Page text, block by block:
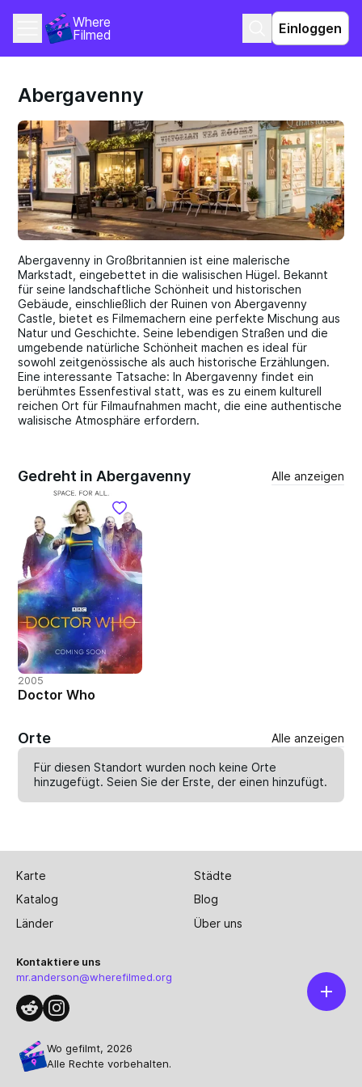
Where
Filmed
Einloggen
Abergavenny
Abergavenny in Großbritannien ist eine malerische
Markstadt, eingebettet in die walisischen Hügel. Bekannt
für seine landschaftliche Schönheit und historischen
Gebäude, einschließlich der Ruinen von Abergavenny
Castle, bietet es Filmemachern eine perfekte Mischung aus
Natur und Geschichte. Seine lebendigen Straßen und die
umgebende natürliche Schönheit machen es ideal für
sowohl zeitgenössische als auch historische Erzählungen.
Eine interessante Tatsache: In Abergavenny findet ein
berühmtes Essenfestival statt, was es zu einem kulturell
reichen Ort für Filmaufnahmen macht, die eine authentische
walisische Atmosphäre erfordern.
Gedreht in Abergavenny Alle anzeigen
2005
Doctor Who
Orte Alle anzeigen
Für diesen Standort wurden noch keine Orte
hinzugefügt. Seien Sie der Erste, der einenhinzufügt.
Karte
Städte
Katalog
Blog
Länder
Über uns
Kontaktiere uns
mr.anderson@wherefilmed.org
Wo gefilmt, 2026
Alle Rechte vorbehalten.